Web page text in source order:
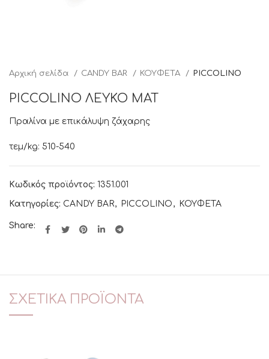
Αρχική σελίδα CANDY BAR ΚΟΥΦΕΤΑ PICCOLINO
PICCOLINO ΛΕΥΚΟ ΜΑΤ
Πραλίνα με επικάλυψη ζάχαρης
τεμ/kg: 510-540
Κωδικός προϊόντος: 1351.001
Κατηγορίες: CANDY BAR, PICCOLINO , ΚΟΥΦΕΤΑ
Share:
ΣΧΕΤΙΚΆ ΠΡΟΪΌΝΤΑ